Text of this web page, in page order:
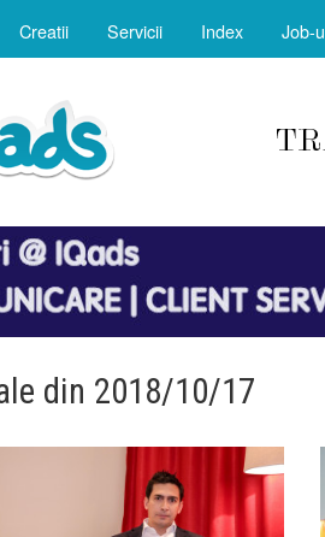
Creatii Servicii Index Job-
din 2018/10/17